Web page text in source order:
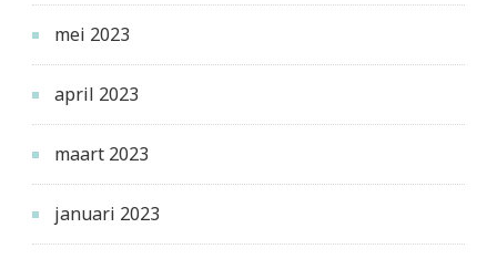
mei 2023
april 2023
maart 2023
januari 2023